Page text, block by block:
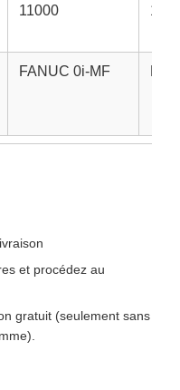
11000
FANUC 0i-MF
et procédez au
gratuit (seulement sans